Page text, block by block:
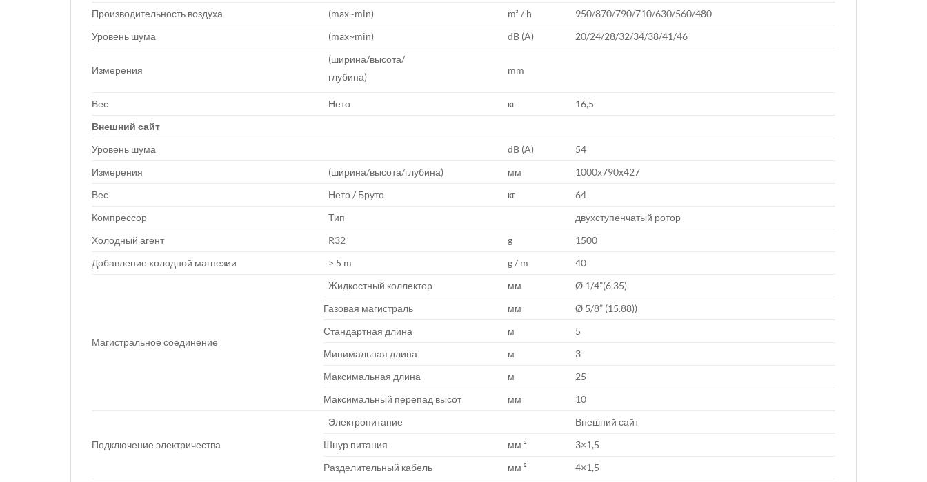
Производительность воздуха
(max~min) m³ / h
950/870/790/710/630/560/480
Уровень шума
(max~min) dB (A) 20/24/28/32/34/38/41/46
Измерения
(ширина/высота/
глубина)
mm
Вес Нето кг
16,5
Внешний сайт
Уровень шума
dB (A)
54
Измерения
(ширина/высота/глубина) мм
1000x790x427
Вес
Нето / Бруто кг
64
Компрессор
Тип
двухступенчатый ротор
Холодный агент
R32 g
1500
Добавление холодной магнезии
> 5 m g / m 40
Магистральное соединение
Жидкостный коллектор мм
Ø 1/4”(6,35)
Газовая магистраль
мм
Ø 5/8” (15.88))
Стандартная длина
м
5
Минимальная длина
м
3
Максимальная длина
м
25
Максимальный перепад высот
мм 10
Подключение электричества
Электропитание
Внешний сайт
Шнур питания
мм ²
3×1,5
Разделительный кабель
мм ² 4×1,5